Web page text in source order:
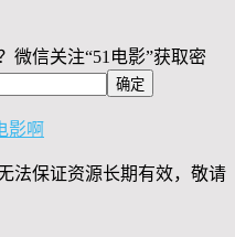
微信关注“51电影”获取密
影啊
法保证资源长期有效，敬请